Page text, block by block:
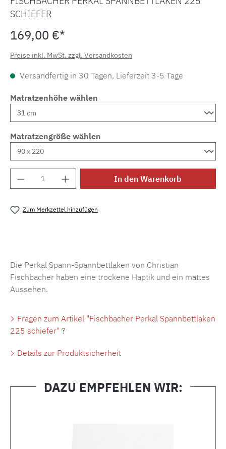
SCHIEFER
169,00 €*
Preise inkl. MwSt. zzgl. Versandkosten
Versandfertig in 30 Tagen, Lieferzeit 3-5 Tage
Matratzenhöhe wählen
Matratzengröße wählen
Produkt Anzahl: Gib den gewünschten
In den Warenkorb
Zum Merkzettel hinzufügen
Die Perkal Spann-Spannbettlaken von Christian
Fischbacher haben eine trockene Haptik und ein mattes
Aussehen.
Fragen zum Artikel "Fischbacher Perkal Spannbettlaken
225 schiefer" ?
Details zur Produktsicherheit
DAZU EMPFEHLEN WIR: